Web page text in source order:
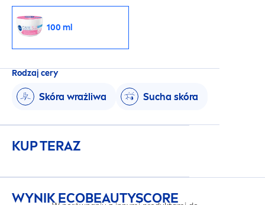
100 ml
Rodzaj cery
Skóra wrażliwa Sucha skóra
KUP TERAZ
WYNIK ECOBEAUTYSCORE